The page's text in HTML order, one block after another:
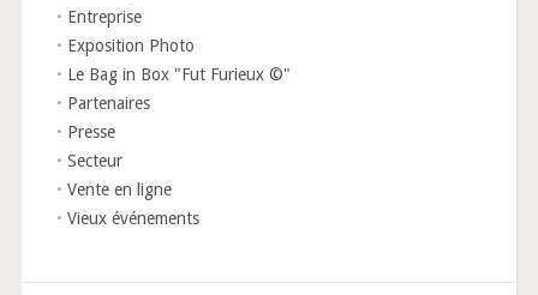
Entreprise
Exposition Photo
Le Bag in Box "Fut Furieux ©"
Partenaires
Presse
Secteur
Vente en ligne
Vieux événements